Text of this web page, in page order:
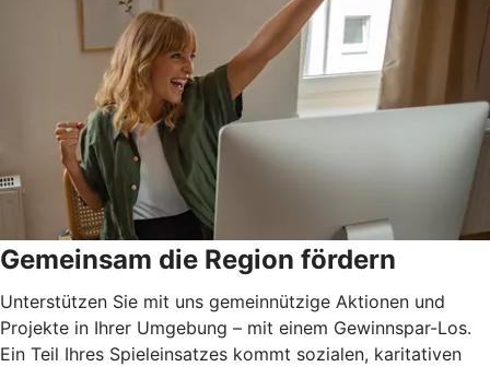
Gemeinsam die Region fördern
Unterstützen Sie mit uns gemeinnützige Aktionen und
Projekte in Ihrer Umgebung – mit einem Gewinnspar-Los.
Ein Teil Ihres Spieleinsatzes kommt sozialen, karitativen